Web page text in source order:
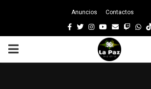
Anuncios Contactos
Facebook
TwitterInstagram
Youtube
EmailTwitch
PRIMARY